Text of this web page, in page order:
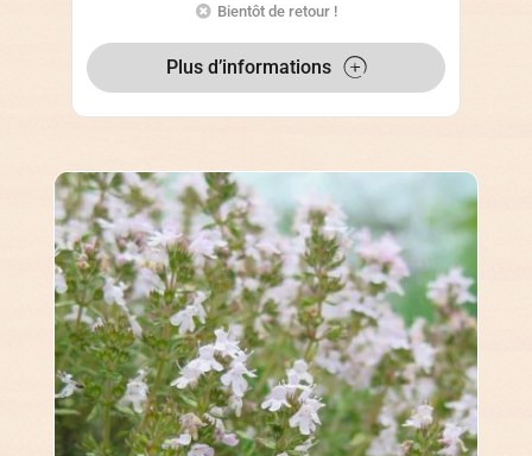
Bientôt de retour !
Plus d’informations